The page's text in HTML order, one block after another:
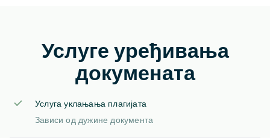
Услуге уређивања
докумената
Услуга уклањања плагијата
Зависи од дужине документа